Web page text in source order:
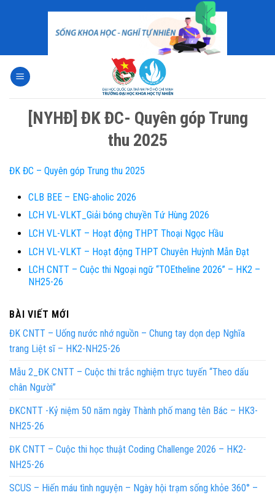
[NYHĐ] ĐK ĐC- Quyên góp Trung
thu 2025
ĐK ĐC – Quyên góp Trung thu 2025
CLB BEE – ENG-aholic 2026
LCH VL-VLKT_Giải bóng chuyền Tứ Hùng 2026
LCH VL-VLKT – Hoạt động THPT Thoại Ngọc Hầu
LCH VL-VLKT – Hoạt động THPT Chuyên Huỳnh Mẫn Đạt
LCH CNTT – Cuộc thi Ngoại ngữ “TOEtheline 2026” – HK2 –
NH25-26
BÀI VIẾT MỚI
ĐK CNTT – Uống nước nhớ nguồn – Chung tay dọn dẹp Nghĩa
trang Liệt sĩ – HK2-NH25-26
Mẫu 2_ĐK CNTT – Cuộc thi trắc nghiệm trực tuyến “Theo dấu
chân Người”
ĐKCNTT -Kỷ niệm 50 năm ngày Thành phố mang tên Bác – HK3-
NH25-26
ĐK CNTT – Cuộc thi học thuật Coding Challenge 2026 – HK2-
NH25-26
SCUS – Hiến máu tình nguyện – Ngày hội trạm sống khỏe 360° –